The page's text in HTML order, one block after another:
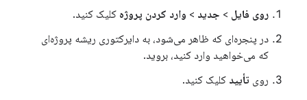
روی فایل > جدید > وارد کردن پروژه کلیک کنید.
در پنجره‌ای که ظاهر می‌شود، به دایرکتوری ریشه پروژه‌ای
که می‌خواهید وارد کنید، بروید.
روی تأیید کلیک کنید.